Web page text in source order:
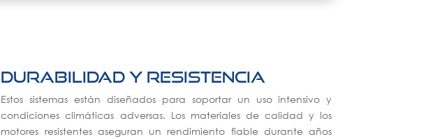
Durabilidad y resistencia
Estos sistemas están diseñados para soportar un uso intensivo y
condiciones climáticas adversas. Los materiales de calidad y los
motores resistentes aseguran un rendimiento fiable durante años